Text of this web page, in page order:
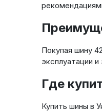
Покупая шину
эксплуатации
Где
Купить шины в